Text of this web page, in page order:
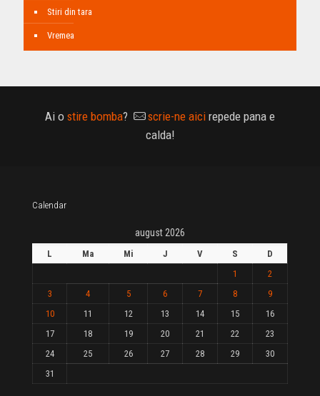
Stiri din tara
Vremea
Ai o stire bomba? scrie-ne aici repede pana e
calda!
Calendar
august 2026
L Ma Mi J V S
D
1
2
3
4 5 6 7 8
9
10
11 12 13 14 15
16
17
18 19 20 21 22
23
24
25 26 27 28 29
30
31